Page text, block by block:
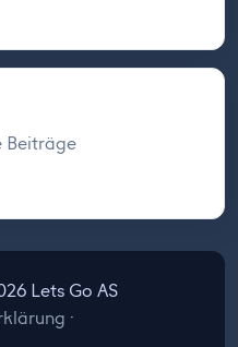
Beiträge
Lets Go AS
·